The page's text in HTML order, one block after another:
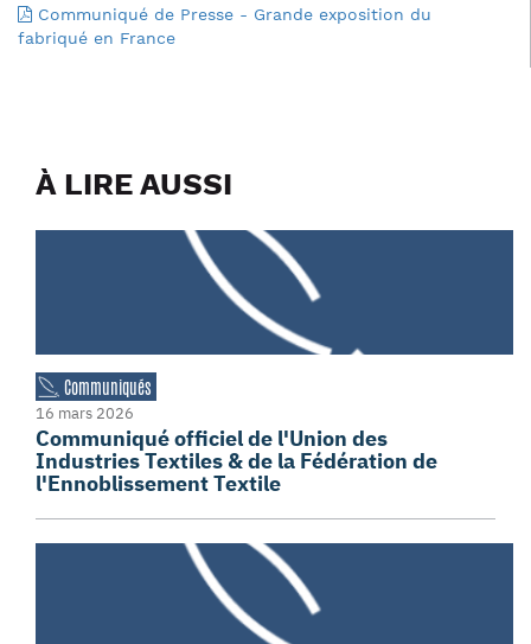
Communiqué de Presse - Grande exposition du
fabriqué en France
À LIRE AUSSI
Communiqués
16 mars 2026
Communiqué officiel de l'Union des
Industries Textiles & de la Fédération de
l'Ennoblissement Textile